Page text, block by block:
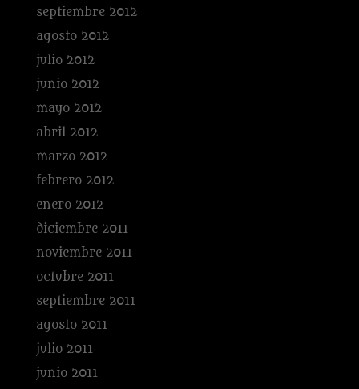
septiembre 2012
agosto 2012
julio 2012
junio 2012
mayo 2012
abril 2012
marzo 2012
febrero 2012
enero 2012
diciembre 2011
noviembre 2011
octubre 2011
septiembre 2011
agosto 2011
julio 2011
junio 2011